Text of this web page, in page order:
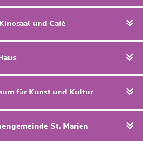
und Café
für Kunst und Kultur
St. Marien